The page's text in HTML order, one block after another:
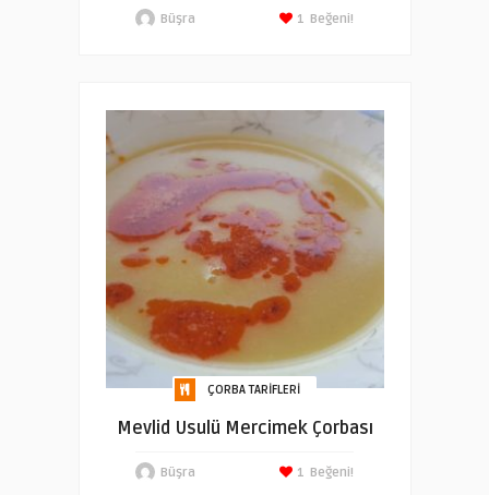
Büşra Beğeni!
1
ÇORBA TARIFLERI
Mevlid Usulü Mercimek Çorbası
Büşra Beğeni!
1